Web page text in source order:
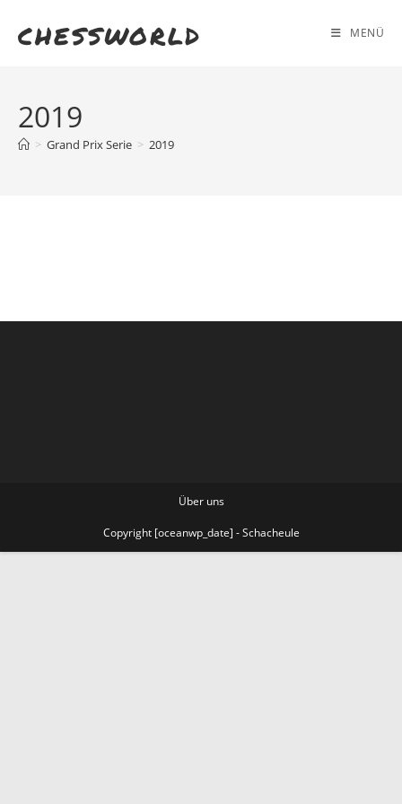
Inhaltchessworld MENÜ
2019
> Grand Prix Serie > 2019
Über uns
Copyright [oceanwp_date] - Schacheule